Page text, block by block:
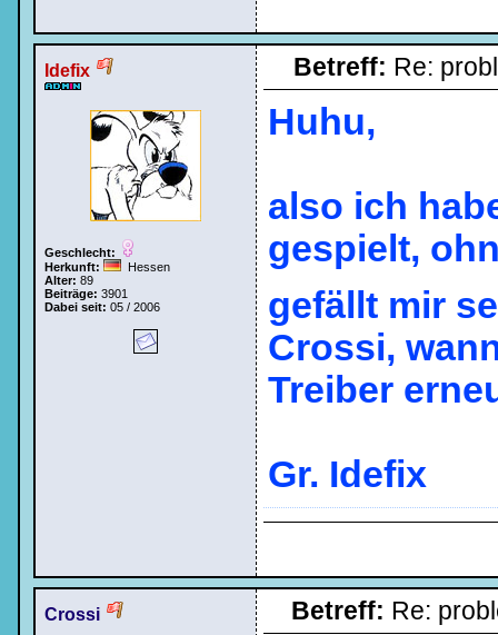
Idefix
Geschlecht:
Herkunft:
Hessen
Alter: 89
Beiträge: 3901
Dabei seit: 05 / 2006
Betreff: Re:
Huhu,
also ich
gespielt,
gefällt mir
Crossi,
Treiber
Gr. Idefix
Crossi Betreff: Re: